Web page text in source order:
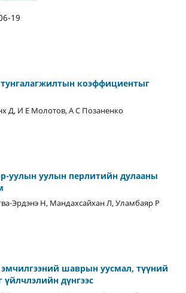
19
коэффициентыг
Д, И Е Молотов, А С Позаненко
уулын уулын перлитийн дулааны
Эрдэнэ Н, Мандахсайхан Л, Уламбаяр Р
шаврын уусмал, түүний
үйлчлэлийн дүнгээс